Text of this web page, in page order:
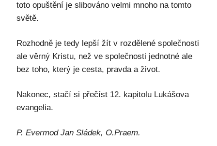
toto opuštění je slibováno velmi mnoho na tomto
světě.
Rozhodně je tedy lepší žít v rozdělené společnosti
ale věrný Kristu, než ve společnosti jednotné ale
bez toho, který je cesta, pravda a život.
Nakonec, stačí si přečíst 12. kapitolu Lukášova
evangelia.
P. Evermod Jan Sládek, O.Praem.